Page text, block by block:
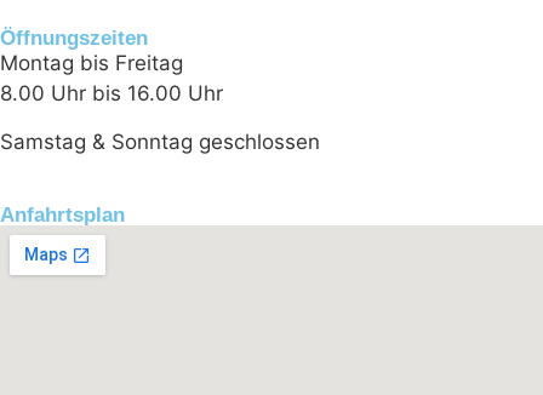
Öffnungszeiten
Montag bis Freitag
8.00 Uhr bis 16.00 Uhr
Samstag & Sonntag geschlossen
Anfahrtsplan